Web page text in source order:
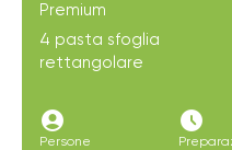
Premium
4 pasta sfoglia
rettangolare
account_circle
Persone
access_time_filled